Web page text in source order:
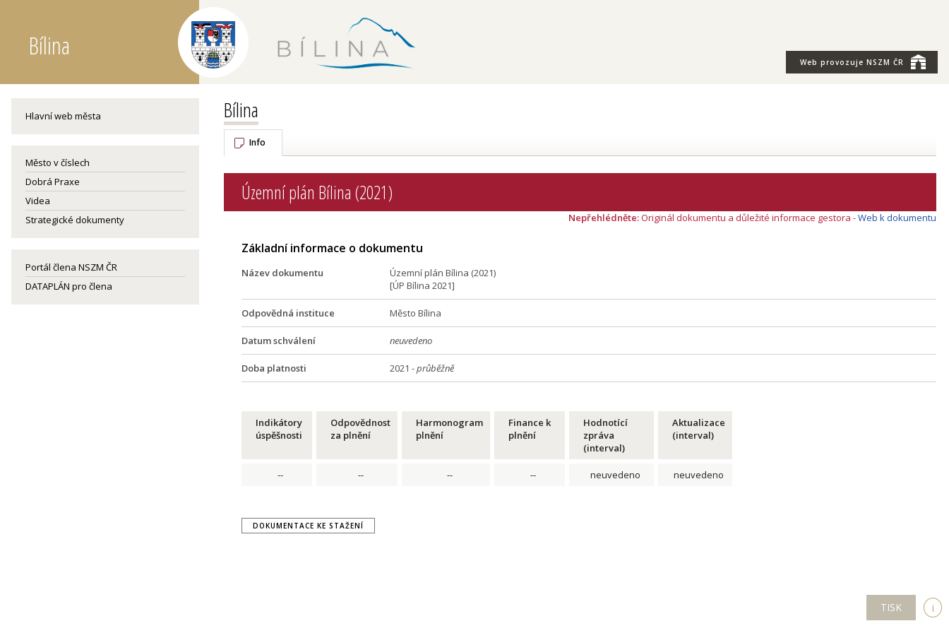
Bílina
Web provozuje NSZM ČR
Hlavní web města
Město v číslech
Dobrá Praxe
Videa
Strategické dokumenty
Portál člena NSZM ČR
DATAPLÁN pro člena
Bílina
Info
Územní plán Bílina (2021)
Nepřehlédněte:Originál dokumentu a důležité informace gestora -Web k dokumentu
Základní informace o dokumentu
Název dokumentu
Územní plán Bílina (2021)
[ÚP Bílina 2021]
Odpovědná instituce Město Bílina
Datum schválení neuvedeno
Doba platnosti 2021 -průběžně
Indikátory
úspěšnosti
Odpovědnost
za plnění
Harmonogram
plnění
Finance k
plnění
Hodnotící
zpráva
(interval)
Aktualizace
(interval)
-- -- -- -- neuvedeno neuvedeno
DOKUMENTACE KE STAŽENÍ
TISK i